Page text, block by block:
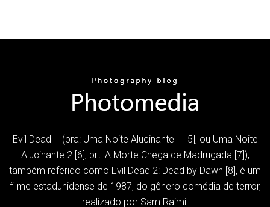
Evil Dead II (bra: Uma Noite Alucinante II [5], ou Uma Noite
Alucinante 2 [6]; prt: A Morte Chega de Madrugada [7]),
também referido como Evil Dead 2: Dead by Dawn [8], é um
filme estadunidense de 1987, do gênero comédia de terror,
realizado por Sam Raimi.